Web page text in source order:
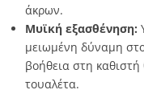
άκρων.
Μυϊκή εξασθένηση:
μειωμένη δύναμη
βοήθεια στη
τουαλέτα.